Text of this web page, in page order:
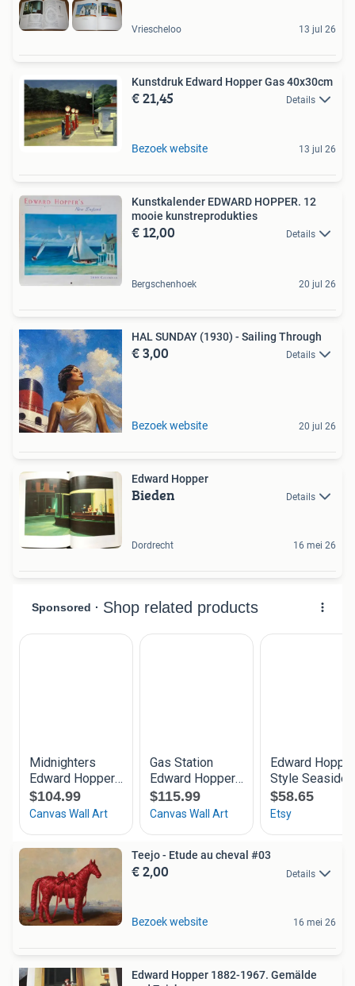
Vriescheloo 13 jul 26
Kunstdruk Edward Hopper Gas 40x30cm
€ 21,45 Details
Bezoek website 13 jul 26
Kunstkalender EDWARD HOPPER. 12
mooie kunstreprodukties
€ 12,00 Details
Bergschenhoek 20 jul 26
HAL SUNDAY (1930) - Sailing Through
€ 3,00 Details
Bezoek website 20 jul 26
Edward Hopper
Bieden Details
Dordrecht 16 mei 26
Teejo - Etude au cheval #03
€ 2,00 Details
Bezoek website 16 mei 26
Edward Hopper 1882-1967. Gemälde